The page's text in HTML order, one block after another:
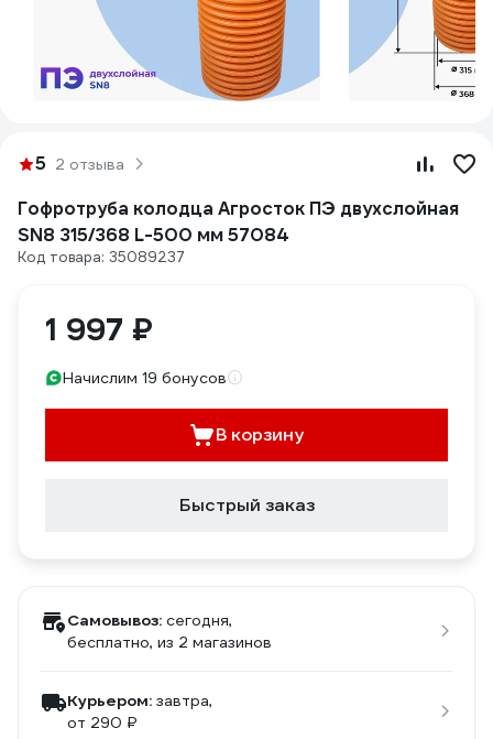
5 2 отзыва
Гофротруба колодца Агросток ПЭ двухслойная
SN8 315/368 L-500 мм 57084
Код товара: 35089237
1 997 ₽
Начислим 19 бонусов
В корзину
Быстрый заказ
Самовывоз: сегодня,
бесплатно, из 2 магазинов
Курьером: завтра,
от 290 ₽